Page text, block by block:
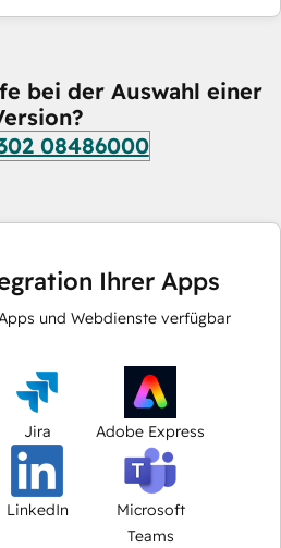
bei der Auswahl einer
08486000
Ihrer Apps
und Webdienste verfügbar
Jira Adobe Express
LinkedIn
Microsoft
Teams